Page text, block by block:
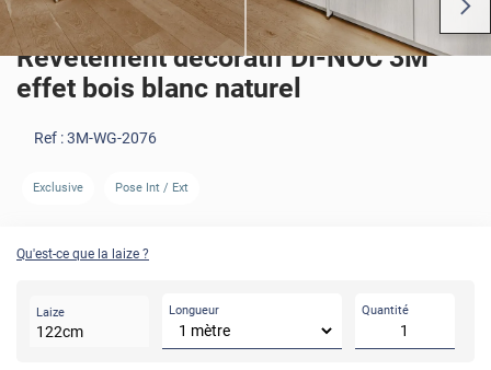
Revêtement décoratif DI-NOC 3M
effet bois blanc naturel
Ref :3M-WG-2076
Exclusive Pose Int / Ext
Qu'est-ce que la laize ?
Laize
122cm
Longueur Quantité